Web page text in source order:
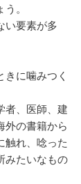
。
い要素が多
に噛みつく
者、医師、建
外の書籍から
触れ、唸った
みたいなもの